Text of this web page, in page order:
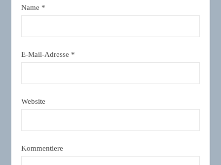
Name *
E-Mail-Adresse *
Website
Kommentiere